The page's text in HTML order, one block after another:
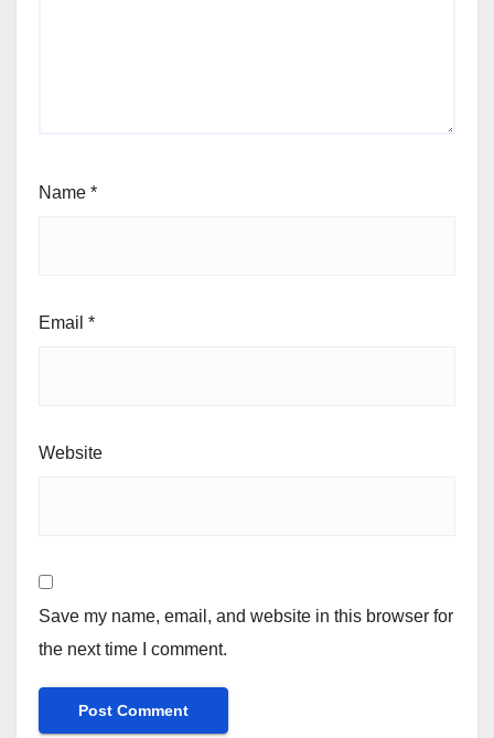
Name *
Email *
Website
Save my name, email, and website in this browser for
the next time I comment.